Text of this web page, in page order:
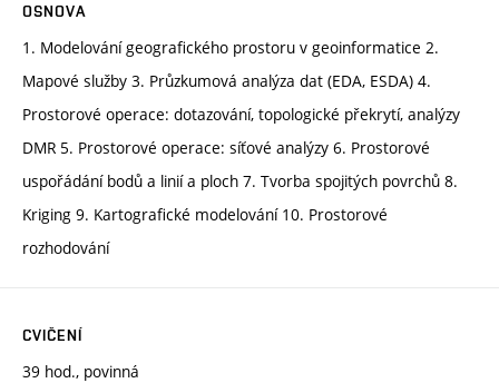
OSNOVA
1. Modelování geografického prostoru v geoinformatice 2.
Mapové služby 3. Průzkumová analýza dat (EDA, ESDA) 4.
Prostorové operace: dotazování, topologické překrytí, analýzy
DMR 5. Prostorové operace: síťové analýzy 6. Prostorové
uspořádání bodů a linií a ploch 7. Tvorba spojitých povrchů 8.
Kriging 9. Kartografické modelování 10. Prostorové
rozhodování
CVIČENÍ
39 hod., povinná